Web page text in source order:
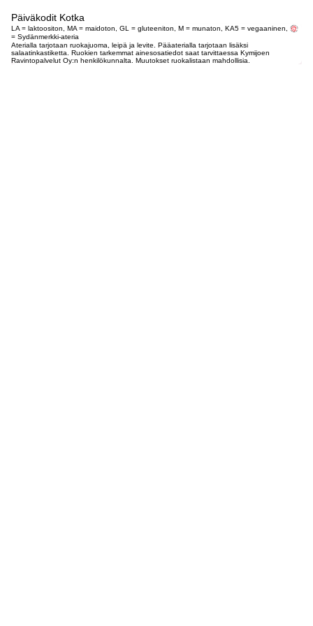
Päiväkodit Kotka
LA = laktoositon, MA = maidoton, GL = gluteeniton, M = munaton, KA5 = vegaaninen,
= Sydänmerkki-ateria
Aterialla tarjotaan ruokajuoma, leipä ja levite. Pääaterialla tarjotaan lisäksi
salaatinkastiketta. Ruokien tarkemmat ainesosatiedot saat tarvittaessa Kymijoen
Ravintopalvelut Oy:n henkilökunnalta. Muutokset ruokalistaan mahdollisia.